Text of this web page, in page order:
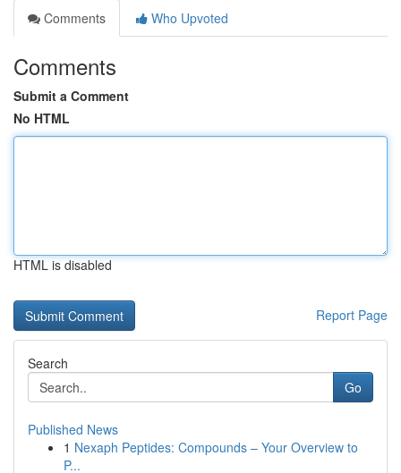
Comments
Who Upvoted
Comments
Submit a Comment
No HTML
HTML is disabled
Report Page
Search
Go
Published News
1 Nexaph Peptides: Compounds – Your Overview to
P...